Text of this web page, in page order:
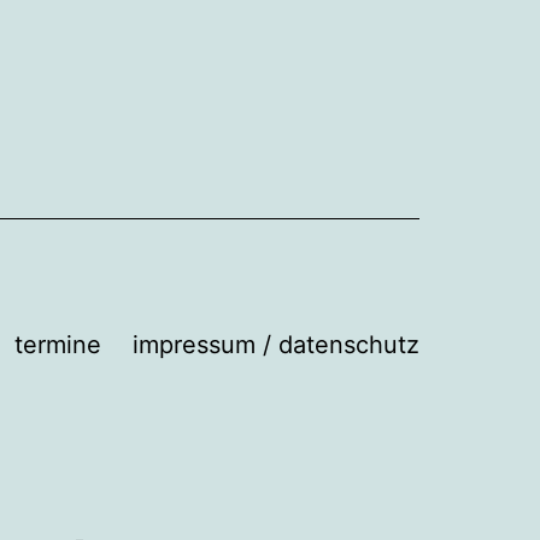
termine impressum / datenschutz